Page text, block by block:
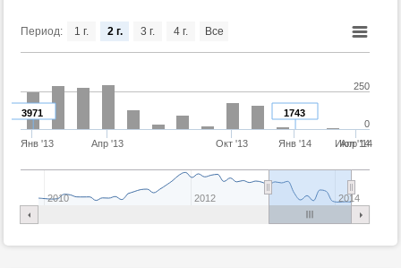
Период:
1743
3971
Янв '13 Апр '13 Окт '13 Янв '14 Апр '14
Июл '14
2010 2012 2014
0
250
1 г. 2 г. 3 г. 4 г. Все